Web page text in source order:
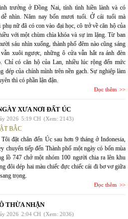
trưởng ở Đồng Nai, tính tình hiền lành và có
nhìn. Năm nay bốn mươi tuổi. Ở cái tuổi mà
nữ đã có con vào đại học, cô trở về căn hộ của
với một chùm chìa khóa và sự im lặng. Từ ban
sáu nhìn xuống, thành phố đêm nào cũng sáng
xuôi ngược, những ô cửa vẫn hắt ra ánh đèn
Chỉ có căn hộ của Lan, nhiều lúc rộng đến mức
dép của chính mình trên nền gạch. Sự nghiệp làm
thì có phần lận đận.
Đọc thêm
XƯA NƠI ĐẤT ÚC
2026 5:19 CH (Xem: 2143)
BẮC
đặt chân đến Úc sau hơn 9 tháng ở Indonesia,
chuyển tiếp đến Thành phố một ngày có bốn mùa
lồ 747 chở một nhóm 100 người chia ra lên khu
đôi dép hai màu chiếc đực chiếc cái đi bơ vơ giữa
trọng.
Đọc thêm
THỪA NHẬN
2026 2:04 CH (Xem: 2036)